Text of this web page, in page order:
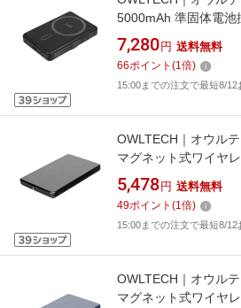
5000mAh 準固体電池
レス充電 スマホリン
Type-C入出力 ブラッ
[USB Power Delivery
7,280 円 送料無料
66ポイント (1倍)
15:00までの注文で最短8/12
OWLTECH｜オウル
マグネット式ワイヤ
／ワイヤレス15W
OWL-LPBMG5002-BK
5,478 円 送料無料
49ポイント (1倍)
15:00までの注文で最短8/12
OWLTECH｜オウル
マグネット式ワイヤ